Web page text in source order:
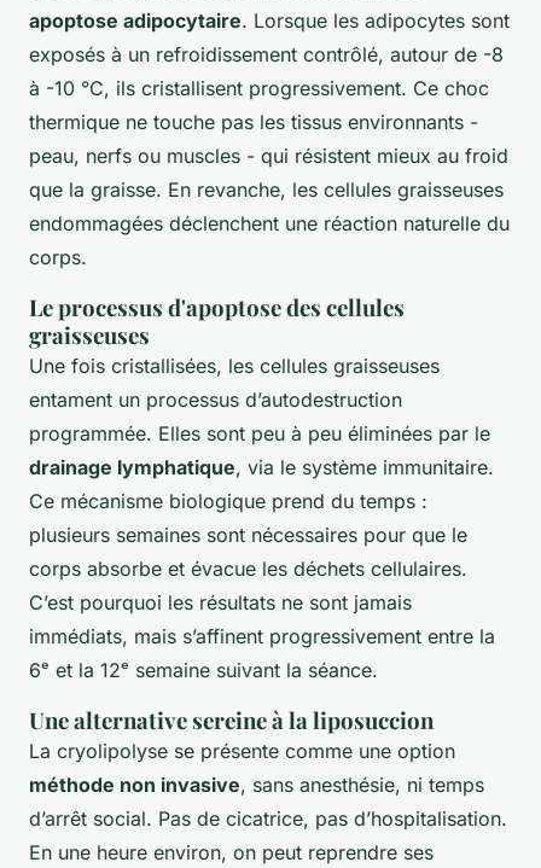
apoptose adipocytaire. Lorsque les adipocytes sont
exposés à un refroidissement contrôlé, autour de -8
à -10 °C, ils cristallisent progressivement. Ce choc
thermique ne touche pas les tissus environnants -
peau, nerfs ou muscles - qui résistent mieux au froid
que la graisse. En revanche, les cellules graisseuses
endommagées déclenchent une réaction naturelle du
corps.
Le processus d'apoptose des cellules
graisseuses
Une fois cristallisées, les cellules graisseuses
entament un processus d’autodestruction
programmée. Elles sont peu à peu éliminées par le
drainage lymphatique, via le système immunitaire.
Ce mécanisme biologique prend du temps :
plusieurs semaines sont nécessaires pour que le
corps absorbe et évacue les déchets cellulaires.
C’est pourquoi les résultats ne sont jamais
immédiats, mais s’affinent progressivement entre la
6ᵉ et la 12ᵉ semaine suivant la séance.
Une alternative sereine à la liposuccion
La cryolipolyse se présente comme une option
méthode non invasive, sans anesthésie, ni temps
d’arrêt social. Pas de cicatrice, pas d’hospitalisation.
En une heure environ, on peut reprendre ses